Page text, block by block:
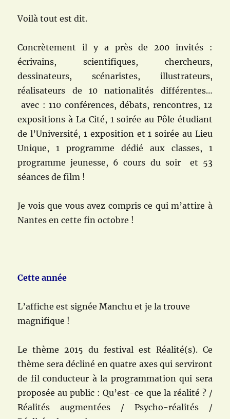
Voilà tout est dit.
Concrètement il y a près de 200 invités :
écrivains, scientifiques, chercheurs,
dessinateurs, scénaristes, illustrateurs,
réalisateurs de 10 nationalités différentes…
avec : 110 conférences, débats, rencontres, 12
expositions à La Cité, 1 soirée au Pôle étudiant
de l’Université, 1 exposition et 1 soirée au Lieu
Unique, 1 programme dédié aux classes, 1
programme jeunesse, 6 cours du soir et 53
séances de film !
Je vois que vous avez compris ce qui m’attire à
Nantes en cette fin octobre !
Cette année
L’affiche est signée Manchu et je la trouve
magnifique !
Le thème 2015 du festival est Réalité(s). Ce
thème sera décliné en quatre axes qui serviront
de fil conducteur à la programmation qui sera
proposée au public : Qu’est-ce que la réalité ? /
Réalités augmentées / Psycho-réalités /